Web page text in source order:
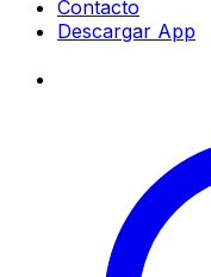
Contacto
Descargar App